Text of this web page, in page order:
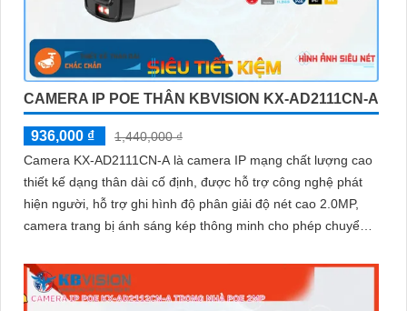
CAMERA IP POE THÂN KBVISION KX-AD2111CN-A
936,000 ₫
1,440,000 ₫
Camera KX-AD2111CN-A là camera IP mạng chất lượng cao
thiết kế dạng thân dài cố định, được hỗ trợ công nghệ phát
hiện người, hỗ trợ ghi hình độ phân giải độ nét cao 2.0MP,
camera trang bị ánh sáng kép thông minh cho phép chuyển
đêm, giúp giám sát bảo vệ an ninh ban đêm một cách linh
hoạt